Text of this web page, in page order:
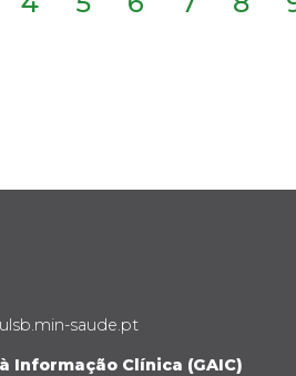
saude.pt
Informação Clínica (GAIC)